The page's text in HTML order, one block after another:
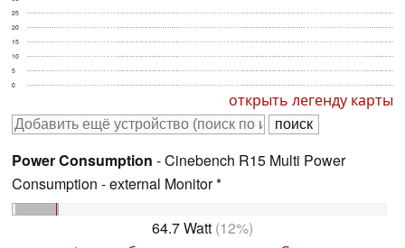
0
5
10
15
20
25
открыть легенду карты
Power Consumption - Cinebench R15 Multi Power
Consumption - external Monitor *
64.7 Watt (12%)